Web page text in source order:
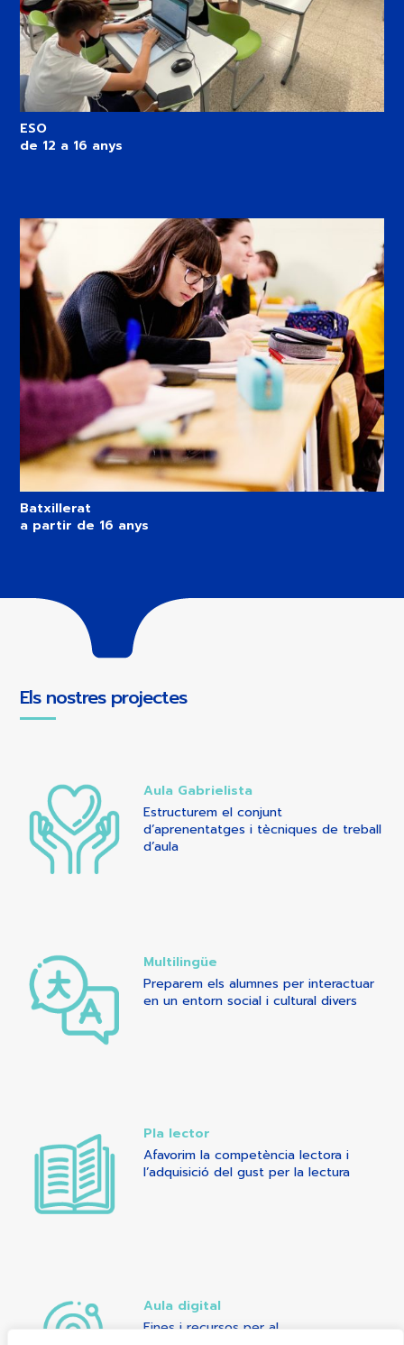
ESO
de 12 a 16 anys
Batxillerat
a partir de 16 anys
Els nostres projectes
Aula Gabrielista
Estructurem el conjunt
d’aprenentatges i tècniques de treball
d’aula
Multilingüe
Preparem els alumnes per interactuar
en un entorn social i cultural divers
Pla lector
Afavorim la competència lectora i
l’adquisició del gust per la lectura
Aula digital
Eines i recursos per al